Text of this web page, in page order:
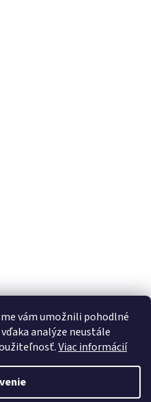
vám umožnili pohodlné
analýze neustále
Viac informácií
Shoptet